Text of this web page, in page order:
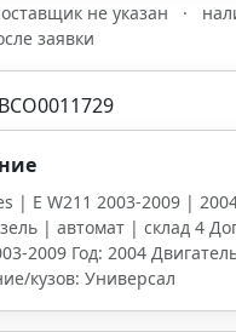
не указан ·
заявки
| E W211 2003-2009 |
| автомат | склад 4
2009 Год: 2004
кузов: Универсал